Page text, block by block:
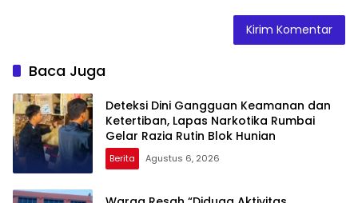
Baca Juga
Deteksi Dini Gangguan Keamanan dan
Ketertiban, Lapas Narkotika Rumbai
Gelar Razia Rutin Blok Hunian
Berita Agustus 6, 2026